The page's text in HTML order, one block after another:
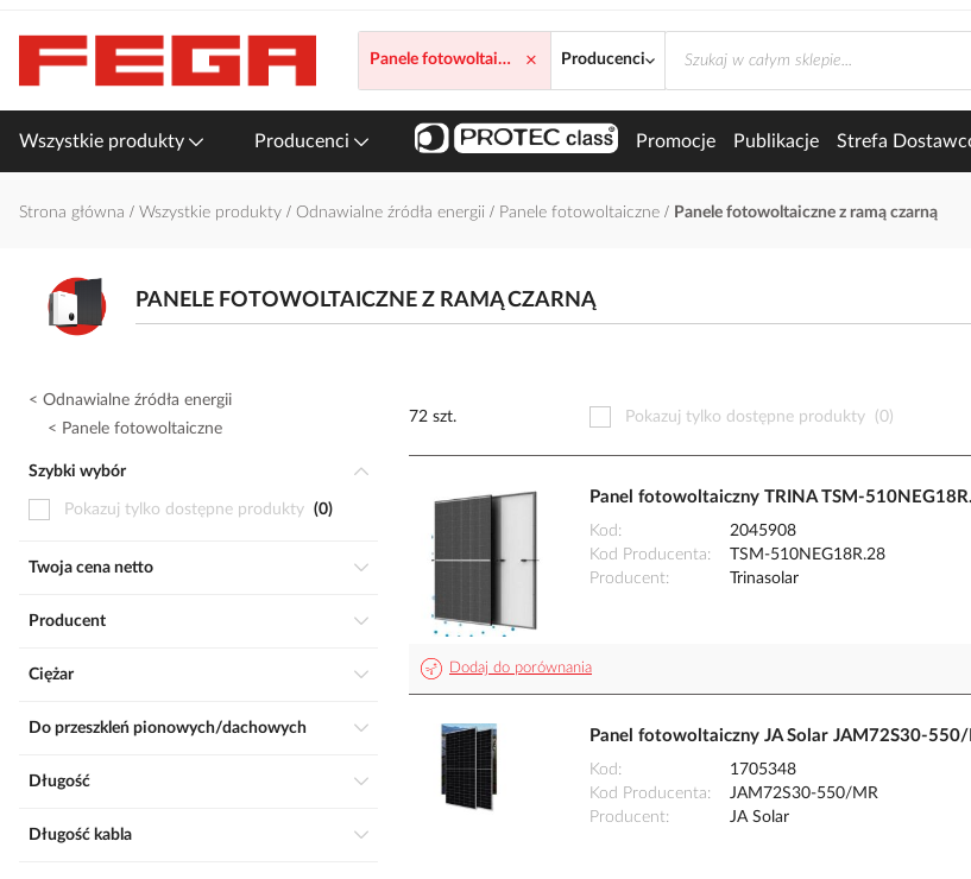
treści
Panele fotowoltaiczne z ramą czarną
× Producenci
Wszystkie produkty Producenci Promocje Publikacje Strefa
Strona główna Wszystkie produkty Odnawialne źródła energii Panele fotowoltaiczne Panele fotowoltaiczne z ramą czarną
PANELE FOTOWOLTAICZNE Z RAMĄ CZARNĄ
72 szt. Pokazuj tylko dostępne produkty (0)
Panel fotowoltaiczny TRINA TSM-
Kod
2045908
Kod Producenta
TSM-510NEG18R.28
Producent
Trinasolar
Dodaj do porównania
Panel fotowoltaiczny JA Solar JAM72S30-
Kod
1705348
Kod Producenta
JAM72S30-550/MR
Producent
JA Solar
Odnawialne źródła energii
Panele fotowoltaiczne
Szybki wybór
Pokazuj tylko dostępne produkty 0
Twoja cena netto
Producent
Ciężar
Do przeszkleń pionowych/dachowych
Długość
Długość kabla